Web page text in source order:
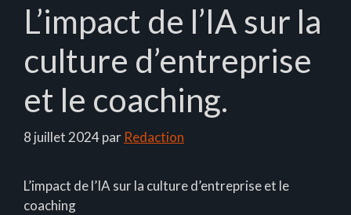
L’impact de l’IA sur la
culture d’entreprise
et le coaching.
8 juillet 2024par Redaction
L’impact de l’IA sur la culture d’entreprise et le
coaching